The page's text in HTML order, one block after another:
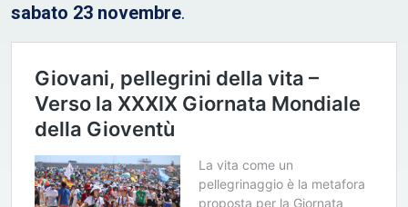
sabato 23 novembre.